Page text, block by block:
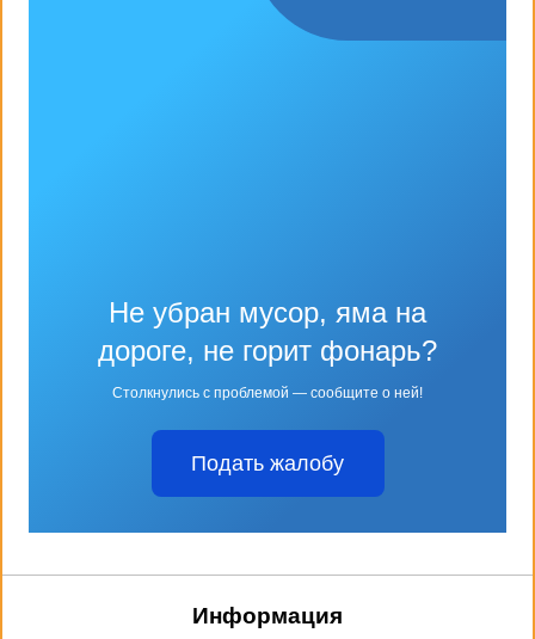
Не убран мусор, яма на
дороге, не горит фонарь?
Столкнулись с проблемой — сообщите о ней!
Подать жалобу
Информация